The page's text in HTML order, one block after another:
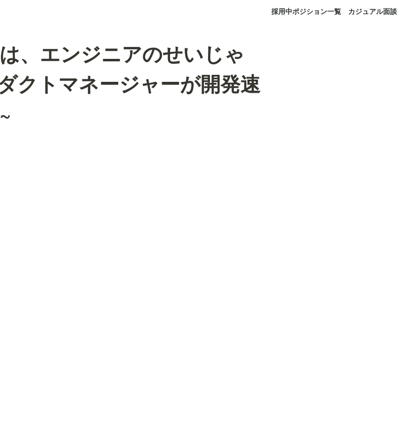
採用中ポジション一覧 カジュアル面談
、エンジニアのせいじゃ
クトマネージャーが開発速